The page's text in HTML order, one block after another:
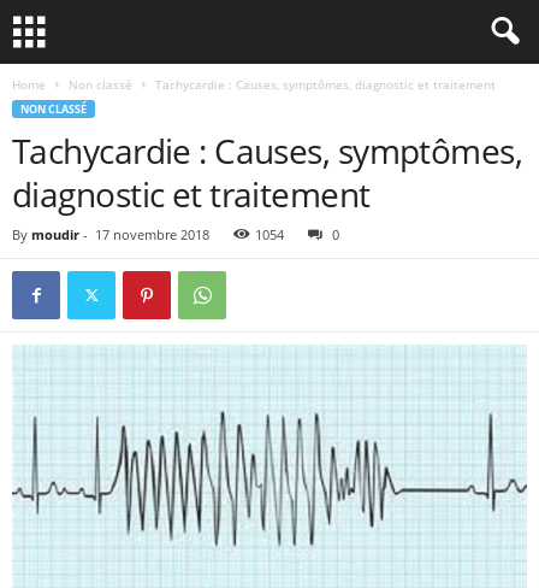
Home Non classé Tachycardie : Causes, symptômes, diagnostic et traitement
NON CLASSÉ
Tachycardie : Causes, symptômes,
diagnostic et traitement
By moudir - 17 novembre 2018 1054 0